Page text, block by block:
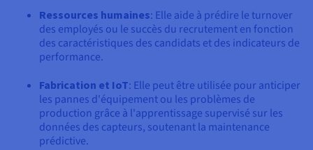
Ressources humaines: Elle aide à prédire le turnover
des employés ou le succès du recrutement en fonction
des caractéristiques des candidats et des indicateurs de
performance.
Fabrication et IoT: Elle peut être utilisée pour anticiper
les pannes d'équipement ou les problèmes de
production grâce à l'apprentissage supervisé sur les
données des capteurs, soutenant la maintenance
prédictive.